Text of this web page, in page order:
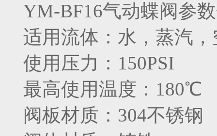
YM-BF16气动蝶阀参
适用流体：水，蒸汽
使用压力：150PSI
最高使用温度：180℃
阀板材质：304不锈钢